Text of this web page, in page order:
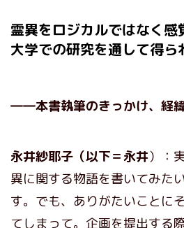
霊異をロジカルではなく感
大学での研究を通して得ら
――本書執筆のきっかけ、経緯
永井紗耶子（以下＝永井）：
異に関する物語を書いてみた
す。でも、ありがたいことに
てしまって。企画を提出する